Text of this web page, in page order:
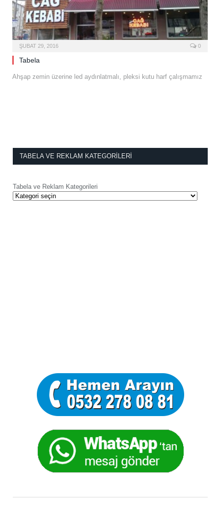
ŞUBAT 29, 2016 0
Tabela
Ahşap zemin üzerine led aydınlatmalı, pleksi kutu harf çalışmamız
TABELA VE REKLAM KATEGORILERI
Tabela ve Reklam Kategorileri